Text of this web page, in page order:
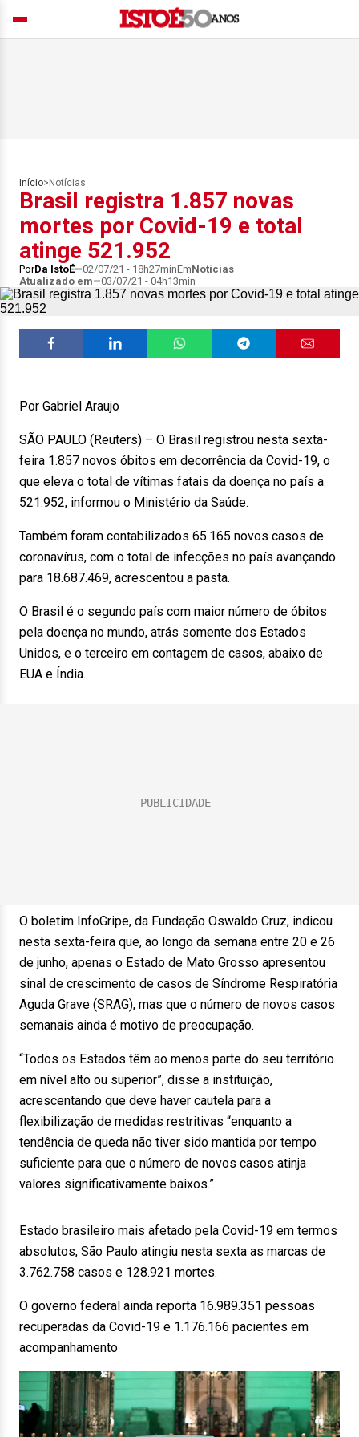
Início> Notícias
Brasil registra 1.857 novas
mortes por Covid-19 e total
atinge 521.952
PorDa IstoÉ 02/07/21 - 18h27minEmNotícias
Atualizado em
03/07/21 - 04h13min
Por Gabriel Araujo
SÃO PAULO (Reuters) – O Brasil registrou nesta sexta-
feira 1.857 novos óbitos em decorrência da Covid-19, o
que eleva o total de vítimas fatais da doença no país a
521.952, informou o Ministério da Saúde.
Também foram contabilizados 65.165 novos casos de
coronavírus, com o total de infecções no país avançando
para 18.687.469, acrescentou a pasta.
O Brasil é o segundo país com maior número de óbitos
pela doença no mundo, atrás somente dos Estados
Unidos, e o terceiro em contagem de casos, abaixo de
EUA e Índia.
O boletim InfoGripe, da Fundação Oswaldo Cruz, indicou
nesta sexta-feira que, ao longo da semana entre 20 e 26
de junho, apenas o Estado de Mato Grosso apresentou
sinal de crescimento de casos de Síndrome Respiratória
Aguda Grave (SRAG), mas que o número de novos casos
semanais ainda é motivo de preocupação.
“Todos os Estados têm ao menos parte do seu território
em nível alto ou superior”, disse a instituição,
acrescentando que deve haver cautela para a
flexibilização de medidas restritivas “enquanto a
tendência de queda não tiver sido mantida por tempo
suficiente para que o número de novos casos atinja
valores significativamente baixos.”
Estado brasileiro mais afetado pela Covid-19 em termos
absolutos, São Paulo atingiu nesta sexta as marcas de
3.762.758 casos e 128.921 mortes.
O governo federal ainda reporta 16.989.351 pessoas
recuperadas da Covid-19 e 1.176.166 pacientes em
acompanhamento